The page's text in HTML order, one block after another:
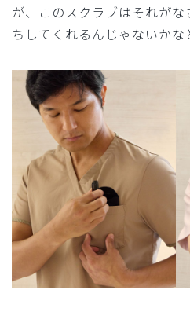
が、このスクラブはそれが
ちしてくれるんじゃないかな